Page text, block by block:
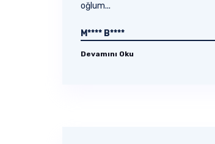
oğlum...
M**** B****
Devamını Oku